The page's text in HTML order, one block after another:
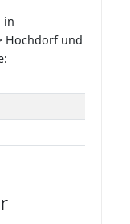
in
Hochdorf und